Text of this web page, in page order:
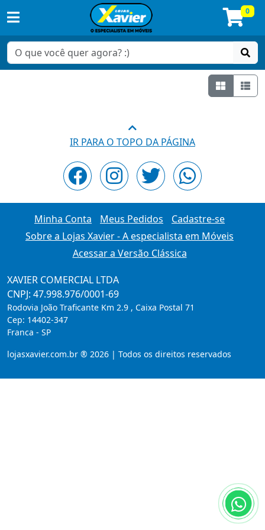
0
Grade
IR PARA O TOPO DA PÁGINA
Minha Conta Meus Pedidos
Cadastre-se
Sobre a Lojas Xavier - A especialista em Móveis
Acessar a Versão Clássica
XAVIER COMERCIAL LTDA
CNPJ: 47.998.976/0001-69
Rodovia João Traficante Km 2.9 , Caixa Postal 71
Cep: 14402-347
Franca - SP
lojasxavier.com.br ® 2026 | Todos os direitos reservados